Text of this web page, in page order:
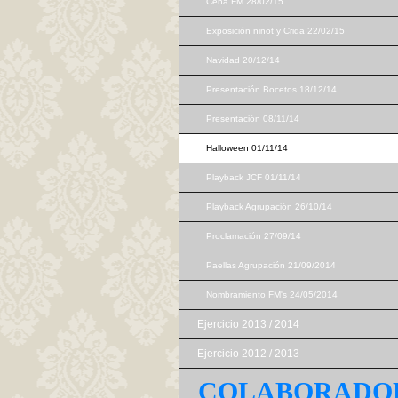
Exposición ninot y Crida 22/02/15
Navidad 20/12/14
Presentación Bocetos 18/12/14
Presentación 08/11/14
Halloween 01/11/14
Playback JCF 01/11/14
Playback Agrupación 26/10/14
Proclamación 27/09/14
Paellas Agrupación 21/09/2014
Nombramiento FM's 24/05/2014
Ejercicio 2013 / 2014
Ejercicio 2012 / 2013